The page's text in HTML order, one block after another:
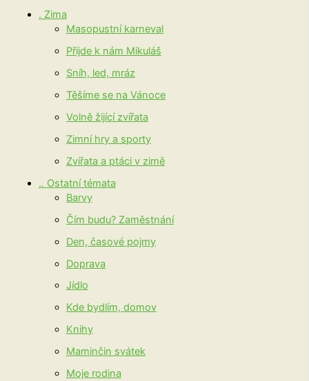
. Zima
Masopustní karneval
Přijde k nám Mikuláš
Sníh, led, mráz
Těšíme se na Vánoce
Volně žijící zvířata
Zimní hry a sporty
Zvířata a ptáci v zimě
.. Ostatní témata
Barvy
Čím budu? Zaměstnání
Den, časové pojmy
Doprava
Jídlo
Kde bydlím, domov
Knihy
Maminčin svátek
Moje rodina